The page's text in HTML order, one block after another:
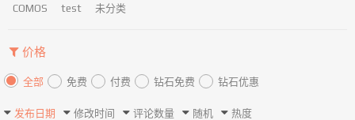
COMOS
test 未分类
价格
全部 免费 付费 钻石免费 钻石优惠
发布日期 修改时间 评论数量 随机 热度